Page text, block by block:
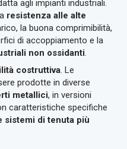
agli impianti industriali.
resistenza alle alte
la buona comprimibilità,
di accoppiamento e la
non ossidanti.
costruttiva. Le
prodotte in diverse
metallici, in versioni
caratteristiche specifiche
sistemi di tenuta più